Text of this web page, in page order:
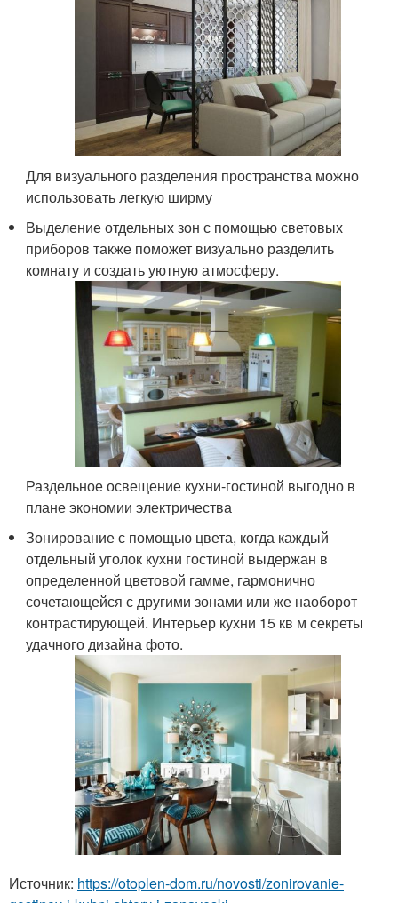
Для визуального разделения пространства можно
использовать легкую ширму
Выделение отдельных зон с помощью световых
приборов также поможет визуально разделить
комнату и создать уютную атмосферу.
Раздельное освещение кухни-гостиной выгодно в
плане экономии электричества
Зонирование с помощью цвета, когда каждый
отдельный уголок кухни гостиной выдержан в
определенной цветовой гамме, гармонично
сочетающейся с другими зонами или же наоборот
контрастирующей. Интерьер кухни 15 кв м секреты
удачного дизайна фото.
Источник: https://otoplen-dom.ru/novosti/zonirovanie-